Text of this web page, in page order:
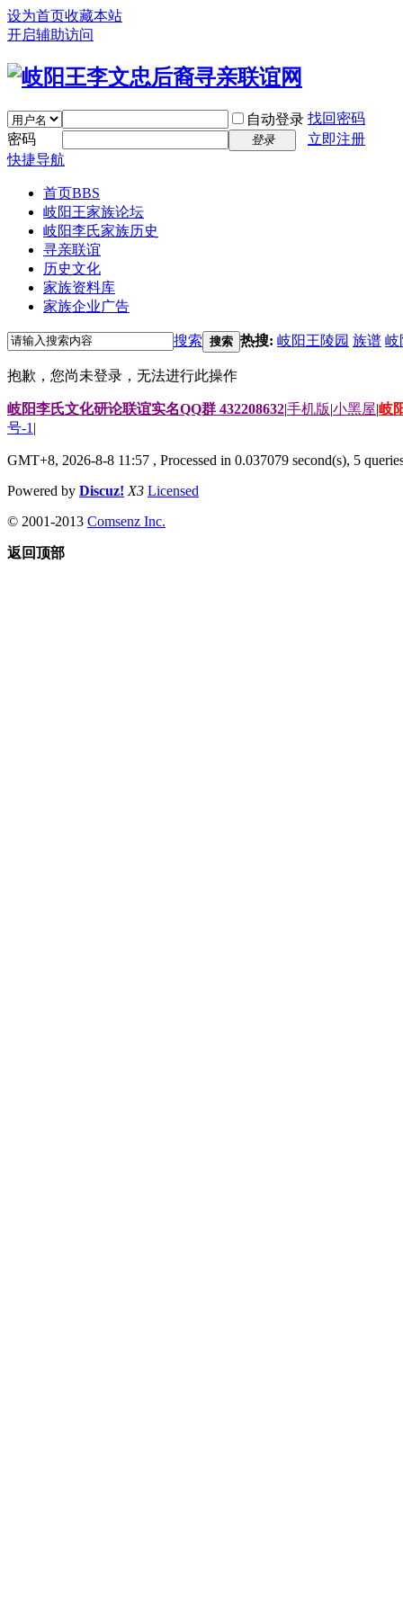
设为首页收藏本站
开启辅助访问
自动登录 找回密码
密码
登录
立即注册
快捷导航
首页BBS
岐阳王家族论坛
岐阳李氏家族历史
寻亲联谊
历史文化
家族资料库
家族企业广告
搜索 搜索 热搜: 岐阳王陵园 族谱 岐
抱歉，您尚未登录，无法进行此操作
岐阳李氏文化研论联谊实名QQ群 432208632|手机版|小黑屋|岐
号-1 |
GMT+8, 2026-8-8 11:57 , Processed in 0.037079 second(s), 5
Powered by Discuz! X3 Licensed
© 2001-2013 Comsenz Inc.
返回顶部